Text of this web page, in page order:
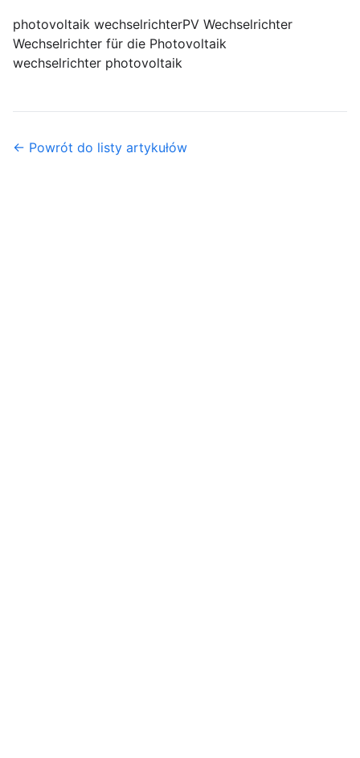
photovoltaik wechselrichterPV Wechselrichter
Wechselrichter für die Photovoltaik
wechselrichter photovoltaik
← Powrót do listy artykułów